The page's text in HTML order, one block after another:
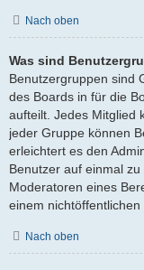
Nach oben
Was sind
Benutzergruppen sind
des Boards in für die
aufteilt. Jedes Mitglied
jeder Gruppe können
erleichtert es den
Benutzer auf einmal
Moderatoren eines
einem nichtöffentlichen
Nach oben